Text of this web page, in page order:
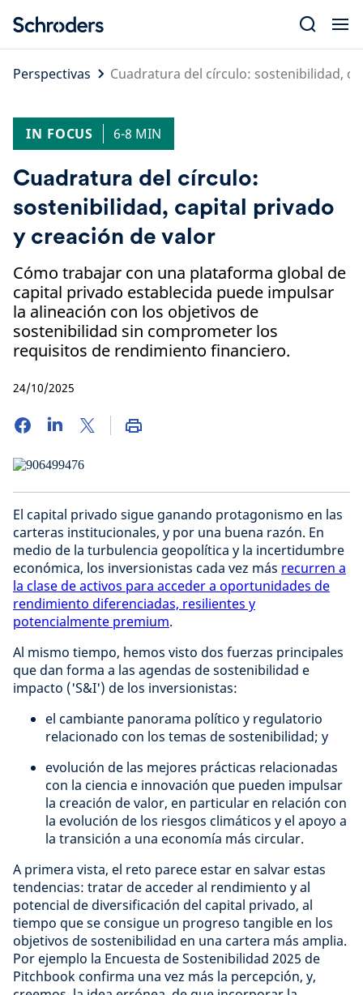
content
Perspectivas
Cuadratura del círculo: sostenibilidad,
IN FOCUS 6-8 MIN
Cuadratura del círculo:
sostenibilidad, capital privado
y creación de valor
Cómo trabajar con una plataforma global de
capital privado establecida puede impulsar
la alineación con los objetivos de
sostenibilidad sin comprometer los
requisitos de rendimiento financiero.
24/10/2025
El capital privado sigue ganando protagonismo en las
carteras institucionales, y por una buena razón. En
medio de la turbulencia geopolítica y la incertidumbre
económica, los inversionistas cada vez más recurren a
la clase de activos para acceder a oportunidades de
rendimiento diferenciadas, resilientes y
potencialmente premium.
Al mismo tiempo, hemos visto dos fuerzas principales
que dan forma a las agendas de sostenibilidad e
impacto ('S&I') de los inversionistas:
el cambiante panorama político y regulatorio
relacionado con los temas de sostenibilidad; y
evolución de las mejores prácticas relacionadas
con la ciencia e innovación que pueden impulsar
la creación de valor, en particular en relación con
la evolución de los riesgos climáticos y el apoyo a
la transición a una economía más circular.
A primera vista, el reto parece estar en salvar estas
tendencias: tratar de acceder al rendimiento y al
potencial de diversificación del capital privado, al
tiempo que se consigue un progreso tangible en los
objetivos de sostenibilidad en una cartera más amplia.
Por ejemplo la Encuesta de Sostenibilidad 2025 de
Pitchbook confirma una vez más la percepción, y,